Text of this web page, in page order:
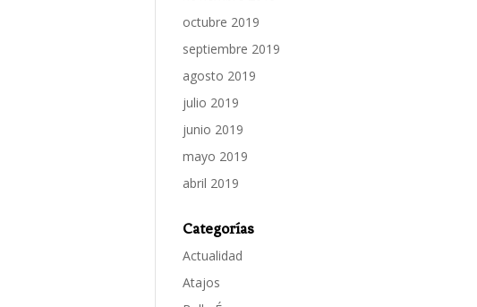
octubre 2019
septiembre 2019
agosto 2019
julio 2019
junio 2019
mayo 2019
abril 2019
Categorías
Actualidad
Atajos